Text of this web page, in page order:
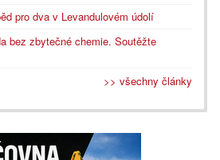
pro dva v Levandulovém údolí
bez zbytečné chemie. Soutěžte
>> všechny články